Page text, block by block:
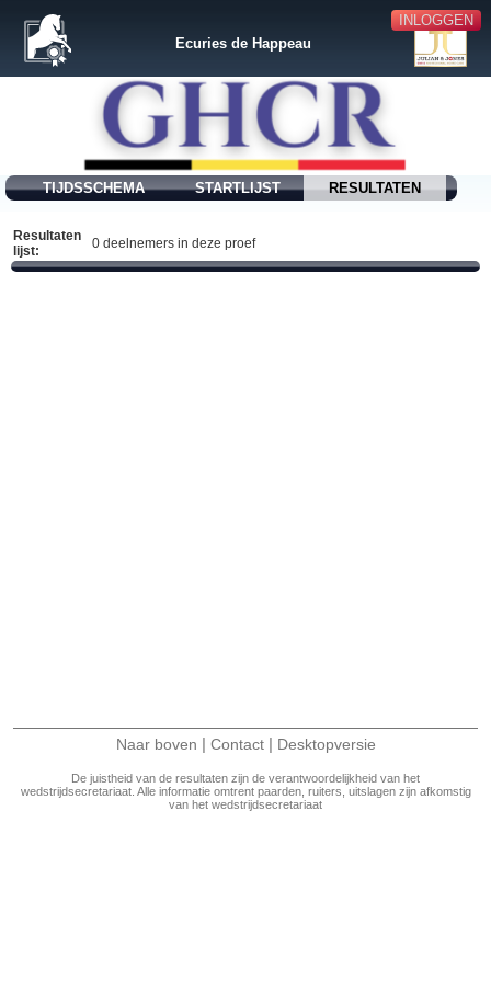
INLOGGEN
Ecuries de Happeau
TIJDSSCHEMA STARTLIJST RESULTATEN
Resultaten
lijst:
0 deelnemers in deze proef
Naar boven | Contact | Desktopversie
De juistheid van de resultaten zijn de verantwoordelijkheid van het
wedstrijdsecretariaat. Alle informatie omtrent paarden, ruiters, uitslagen zijn afkomstig
van het wedstrijdsecretariaat